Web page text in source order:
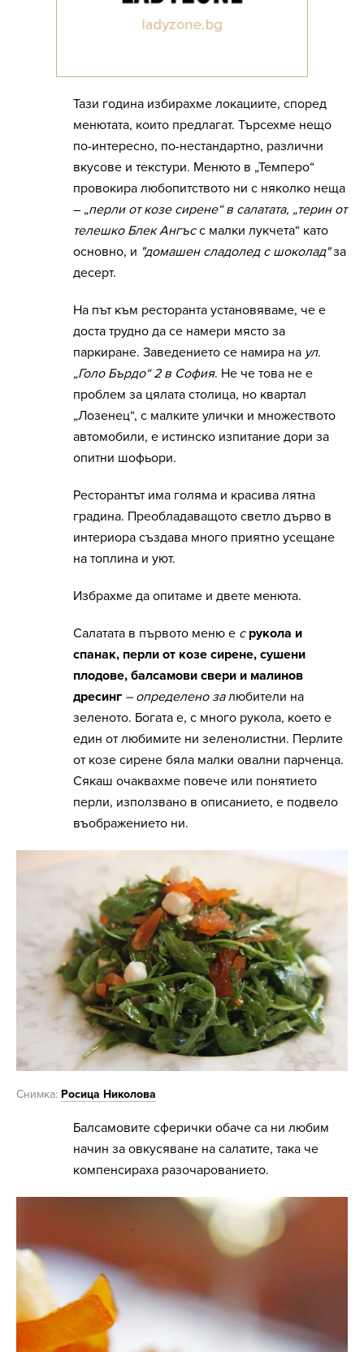
Тази година избирахме локациите, според
менютата, които предлагат. Търсехме нещо
по-интересно, по-нестандартно, различни
вкусове и текстури. Менюто в „Темперо“
провокира любопитството ни с няколко неща
– „перли от козе сирене“ в салатата, „терин от
телешко Блек Ангъсс малки лукчета“ като
основно, и "домашен сладолед с шоколад"за
десерт.
На път към ресторанта установяваме, че е
доста трудно да се намери място за
паркиране. Заведението се намира на ул.
„Голо Бърдо“ 2 в София. Не че това не е
проблем за цялата столица, но квартал
„Лозенец“, с малките улички и множеството
автомобили, е истинско изпитание дори за
опитни шофьори.
Ресторантът има голяма и красива лятна
градина. Преобладаващото светло дърво в
интериора създава много приятно усещане
на топлина и уют.
Избрахме да опитаме и двете менюта.
Салатата в първото меню е с рукола и
спанак, перли от козе сирене, сушени
плодове, балсамови свери и малинов
дресинг – определено залюбители на
зеленото. Богата е, с много рукола, което е
един от любимите ни зеленолистни. Перлите
от козе сирене бяла малки овални парченца.
Сякаш очаквахме повече или понятието
перли, използвано в описанието, е подвело
въображението ни.
Снимка: Росица Николова
Балсамовите сферички обаче са ни любим
начин за овкусяване на салатите, така че
компенсираха разочарованието.